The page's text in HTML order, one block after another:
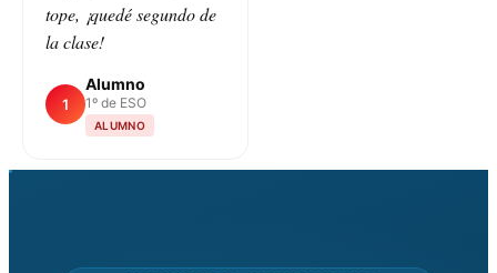
tope, ¡quedé segundo de
la clase!
1
Alumno
1º de ESO
ALUMNO